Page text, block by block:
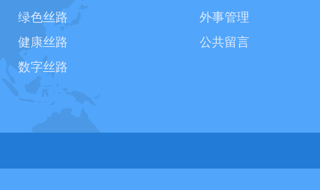
绿色丝路
健康丝路
数字丝路
外事管理
公共留言